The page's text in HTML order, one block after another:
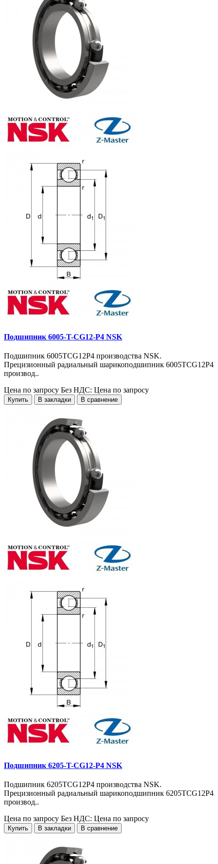
Подшипник 6005-T-CG12-P4 NSK
Подшипник 6005TCG12P4 производства NSK.
Прецизионный радиальный шарикоподшипник 6005TCG12P4
производ..
Цена по запросу Без НДС: Цена по запросу
Купить В закладки В сравнение
Подшипник 6205-T-CG12-P4 NSK
Подшипник 6205TCG12P4 производства NSK.
Прецизионный радиальный шарикоподшипник 6205TCG12P4
производ..
Цена по запросу Без НДС: Цена по запросу
Купить В закладки В сравнение